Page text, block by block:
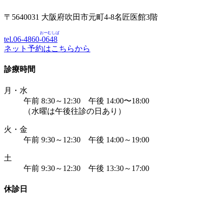
〒5640031 大阪府吹田市元町4-8名匠医館3階
tel.06-4860-0648
おーむしば
ネット予約はこちらから
診療時間
月・水
午前 8:30～12:30 午後 14:00〜18:00
（水曜は午後往診の日あり）
火・金
午前 9:30～12:30 午後 14:00～19:00
土
午前 9:30～12:30 午後 13:30～17:00
休診日